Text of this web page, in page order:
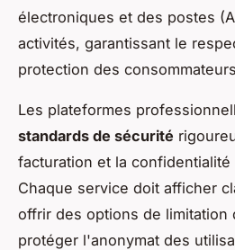
électroniques et des postes
activités, garantissant le
protection des
Les plateformes
standards de sécurité
facturation et la
Chaque service doit afficher
offrir des options de limitation
protéger l'anonymat des